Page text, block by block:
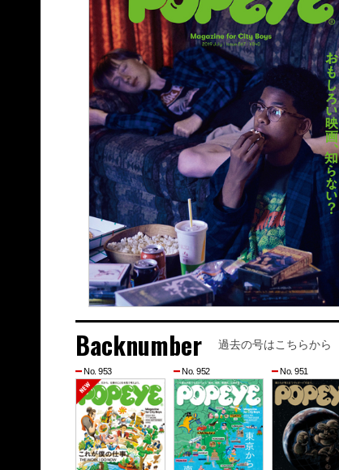
Backnumber 過去の号はこちらから
No. 953 No. 952 No. 951